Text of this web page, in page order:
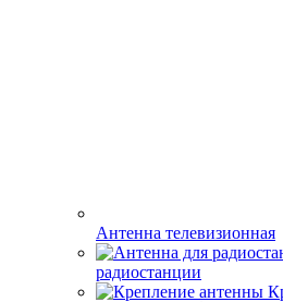
Антенна телевизионная
радиостанции